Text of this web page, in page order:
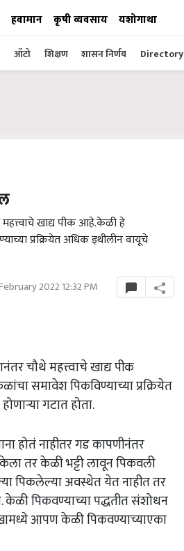
हवामान कृषी व्यवसाय यशोगाथा
ऑटो शिक्षण शासन निर्णय Directory
खाद्य पीक आहे.केळी हे
प्रक्रियेत अधिक इथीलीन वायूचे
2022 12:32 PM
चौथे महत्त्वाचे खाद्य पीक
समावेश पिकविण्याच्या प्रक्रियेत
गटात होता.
होतं नाहीतर गड कापणीनंतर
तर केळी भट्टी लावून पिकवली
पिकलेल्या अवस्थेत येत नाहीत तर
पिकवण्याच्या पद्धतीत संशोधन
आपण केळी पिकवण्याच्याएका